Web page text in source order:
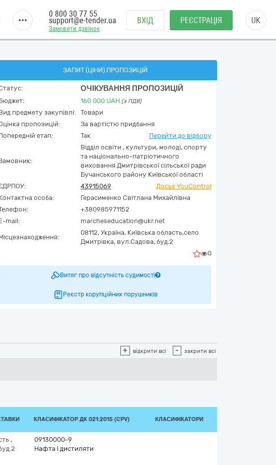
Замовити дзвінок
0 800 30 77 55
support@e-tender.ua ВХІД РЕЄСТРАЦІЯ UK
ЗАПИТ (ЦІНИ) ПРОПОЗИЦІЙ
ОЧІКУВАННЯ ПРОПОЗИЦІЙ
160 000 UAH (з ПДВ)
предмету закупівлі:
Товари
пропозицій:
За вартістю придбання
етап:
Так Перейти до відбору
Відділ освіти , культури, молоді, спорту
та національно-патріотичного
виховання Дмитрівської сільської ради
Бучанського району Київської області
43915069
Досьє YouControl
особа:
Герасименко Світлана Михайлівна
+380985971152
mail:
marcheseducation@ukr.net
08112, Україна, Київська область,село
Дмитрівка, вул.Садова, буд.2
0
Витяг про відсутність судимості
Реєстр корупційних порушників
+ відкрити всі - закрити всі
КЛАСИФІКАТОР ДК 021:2015 (CPV) КЛАСИФІКАТОРИ
,
09130000-9
Нафта і дистиляти